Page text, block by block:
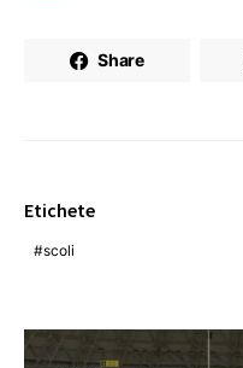
Share
Etichete
scoli